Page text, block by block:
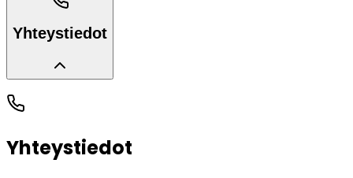
Yhteystiedot
Yhteystiedot